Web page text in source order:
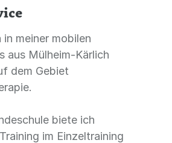
meiner mobilen
aus Mülheim-Kärlich
dem Gebiet
biete ich
im Einzeltraining